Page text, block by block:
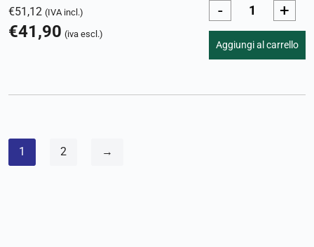
€51,12 (IVA incl.)
€41,90 (iva escl.)
- +
Aggiungi al carrello
1 2 →